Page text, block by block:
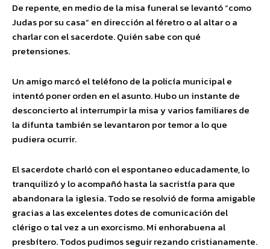
De repente, en medio de la misa funeral se levantó “como
Judas por su casa” en dirección al féretro o al altar o a
charlar con el sacerdote. Quién sabe con qué
pretensiones.
Un amigo marcó el teléfono de la policía municipal e
intentó poner orden en el asunto. Hubo un instante de
desconcierto al interrumpir la misa y varios familiares de
la difunta también se levantaron por temor a lo que
pudiera ocurrir.
El sacerdote charló con el espontaneo educadamente, lo
tranquilizó y lo acompañó hasta la sacristía para que
abandonara la iglesia. Todo se resolvió de forma amigable
gracias a las excelentes dotes de comunicación del
clérigo o tal vez a un exorcismo. Mi enhorabuena al
presbítero. Todos pudimos seguir rezando cristianamente.